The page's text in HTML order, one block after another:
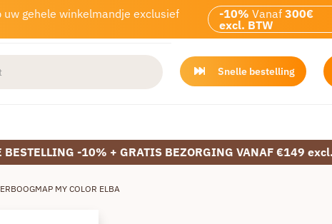
gehele winkelmandje exclusief
-10% Vanaf 300€
excl. BTW
Snelle bestelling
BESTELLING -10% + GRATIS BEZORGING VANAF €149
MY COLOR ELBA